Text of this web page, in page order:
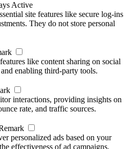
Active
site features like secure log-ins
They do not store personal
like content sharing on social
enabling third-party tools.
interactions, providing insights on
rate, and traffic sources.
personalized ads based on your
effectiveness of ad campaigns.